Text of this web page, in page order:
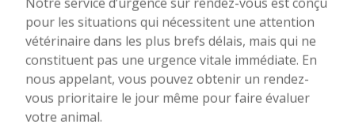
Notre service d’urgence sur rendez-vous est conçu
pour les situations qui nécessitent une attention
vétérinaire dans les plus brefs délais, mais qui ne
constituent pas une urgence vitale immédiate. En
nous appelant, vous pouvez obtenir un rendez-
vous prioritaire le jour même pour faire évaluer
votre animal.